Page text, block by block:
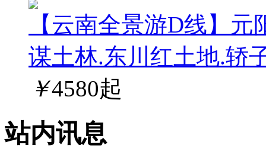
【云南全景游D线】
谋土林.东川红土地.轿
￥4580起
站内讯息